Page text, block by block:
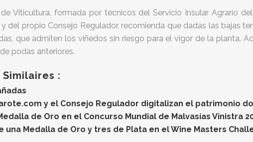
Viticultura, formada por técnicos del Servicio Insular Agrario
del propio Consejo Regulador, recomienda que dadas las bajas
que admiten los viñedos sin riesgo para el vigor de la planta.
podas anteriores.
:
y el Consejo Regulador digitalizan el patrimonio
de Oro en el Concurso Mundial de Malvasías Vinistra
una Medalla de Oro y tres de Plata en el Wine Masters